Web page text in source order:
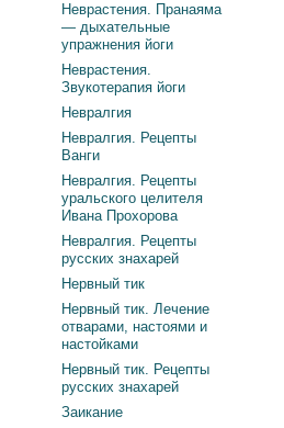
Неврастения. Пранаяма
— дыхательные
упражнения йоги
Неврастения.
Звукотерапия йоги
Невралгия
Невралгия. Рецепты
Ванги
Невралгия. Рецепты
уральского целителя
Ивана Прохорова
Невралгия. Рецепты
русских знахарей
Нервный тик
Нервный тик. Лечение
отварами, настоями и
настойками
Нервный тик. Рецепты
русских знахарей
Заикание